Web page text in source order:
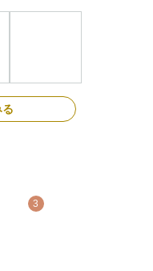
る
3